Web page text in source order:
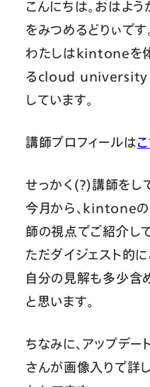
こんにちは。おはよ
をみつめるどりぃです
わたしはkintoneを
るcloud university
しています。
講師プロフィールは
せっかく(?)講師をし
今月から、kintoneの
師の視点でご紹介し
ただダイジェスト的
自分の見解も多少含
と思います。
ちなみに、アップデー
さんが画像入りで詳